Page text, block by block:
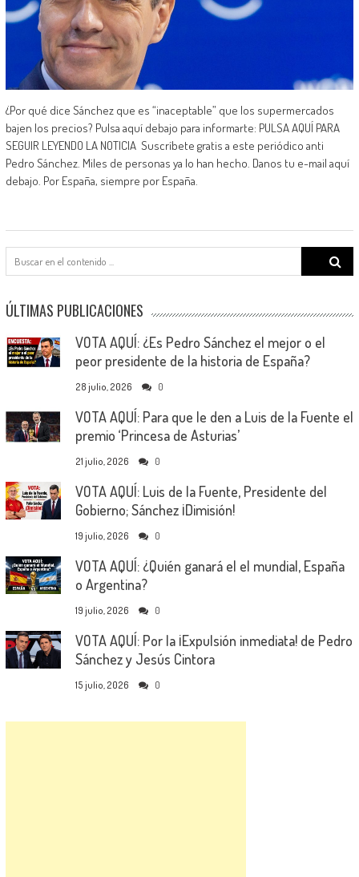
¿Por qué dice Sánchez que es “inaceptable” que los supermercados
bajen los precios? Pulsa aquí debajo para informarte: PULSA AQUÍ PARA
SEGUIR LEYENDO LA NOTICIA Suscríbete gratis a este periódico anti
Pedro Sánchez. Miles de personas ya lo han hecho. Danos tu e-mail aquí
debajo. Por España, siempre por España.
Search
for:
ÚLTIMAS PUBLICACIONES
VOTA AQUÍ: ¿Es Pedro Sánchez el mejor o el
peor presidente de la historia de España?
28 julio, 2026 0
VOTA AQUÍ: Para que le den a Luis de la Fuente el
premio ‘Princesa de Asturias’
21 julio, 2026 0
VOTA AQUÍ: Luis de la Fuente, Presidente del
Gobierno; Sánchez ¡Dimisión!
19 julio, 2026 0
VOTA AQUÍ: ¿Quién ganará el el mundial, España
o Argentina?
19 julio, 2026 0
VOTA AQUÍ: Por la ¡Expulsión inmediata! de Pedro
Sánchez y Jesús Cintora
15 julio, 2026 0